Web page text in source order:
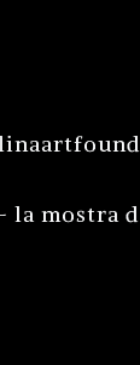
la